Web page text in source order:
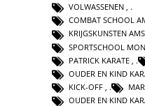
VOLWASSENEN ,
COMBAT SCHOOL
KRIJGSKUNSTEN
SPORTSCHOOL
PATRICK KARATE
OUDER EN KIND
KICK-OFF
OUDER EN KIND